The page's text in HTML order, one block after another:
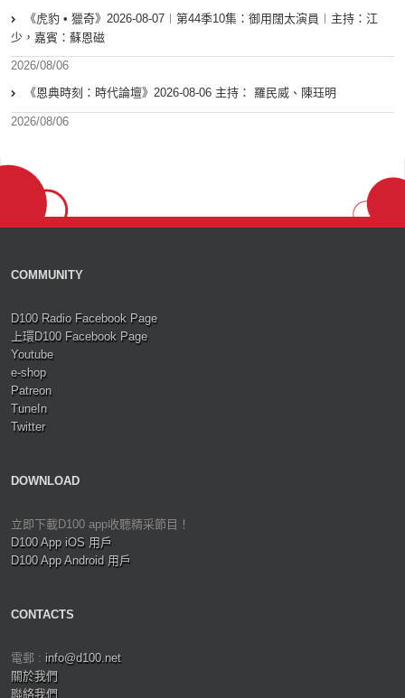
《虎豹 • 獵奇》2026-08-07︱第44季10集：御用闊太演員︱主持：江
少，嘉賓：蘇恩磁
2026/08/06
《恩典時刻：時代論壇》2026-08-06 主持： 羅民威、陳珏明
2026/08/06
COMMUNITY
D100 Radio Facebook Page
上環D100 Facebook Page
Youtube
e-shop
Patreon
TuneIn
Twitter
DOWNLOAD
立即下載D100 app收聽精采節目！
D100 App iOS 用戶
D100 App Android 用戶
CONTACTS
電郵 : info@d100.net
關於我們
聯絡我們